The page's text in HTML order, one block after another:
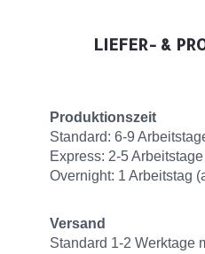
LIEFER- &
Produktionszeit
Standard: 6-9
Express: 2-5 Arbeitstage
Overnight: 1 Arbeitstag
Versand
Standard 1-2 Werktage